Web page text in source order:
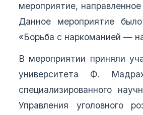
мероприятие,
Данное мероприятие
«Борьба с наркоманией —
В мероприятии приняли
университета Ф.
специализированного
Управления уголовного